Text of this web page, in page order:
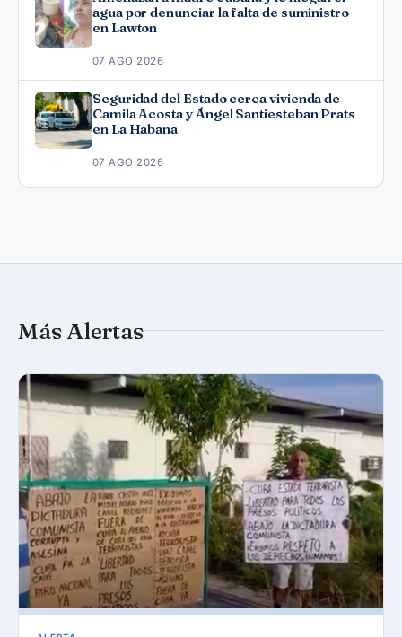
agua por denunciar la falta de suministro
en Lawton
07 AGO 2026
Seguridad del Estado cerca vivienda de
Camila Acosta y Ángel Santiesteban Prats
en La Habana
07 AGO 2026
Más Alertas